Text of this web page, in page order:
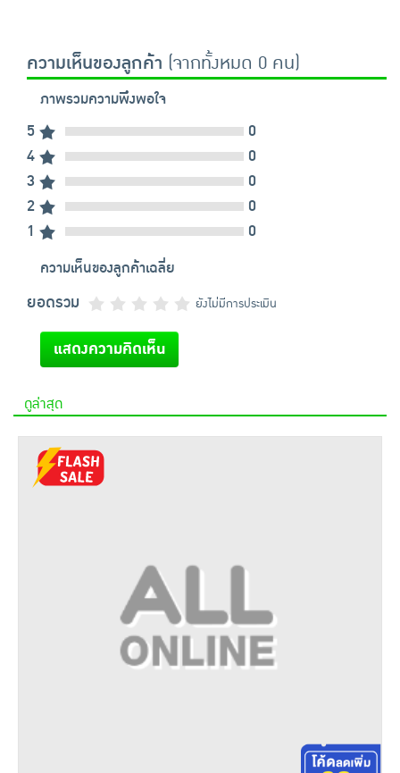
ความเห็นของลูกค้า (จากทั้งหมด 0 คน)
ภาพรวมความพึงพอใจ
5
0
4
0
3
0
2
0
1
0
ความเห็นของลูกค้าเฉลี่ย
ยอดรวม ยังไม่มีการประเมิน
แสดงความคิดเห็น
ดูล่าสุด